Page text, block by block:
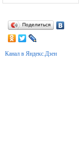
Поделиться
Канал в Яндекс.Дзен